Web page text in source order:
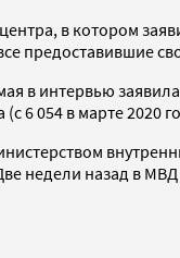
в котором
предоставившие
в интервью
6 054 в марте 2020
недели назад в